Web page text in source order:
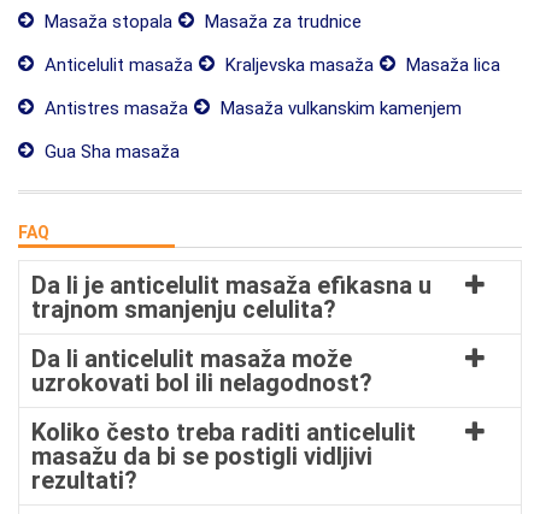
Masaža stopala
Masaža za trudnice
Anticelulit masaža
Kraljevska masaža
Masaža lica
Antistres masaža
Masaža vulkanskim kamenjem
Gua Sha masaža
FAQ
Da li je anticelulit masaža efikasna u
trajnom smanjenju celulita?
Da li anticelulit masaža može
uzrokovati bol ili nelagodnost?
Koliko često treba raditi anticelulit
masažu da bi se postigli vidljivi
rezultati?